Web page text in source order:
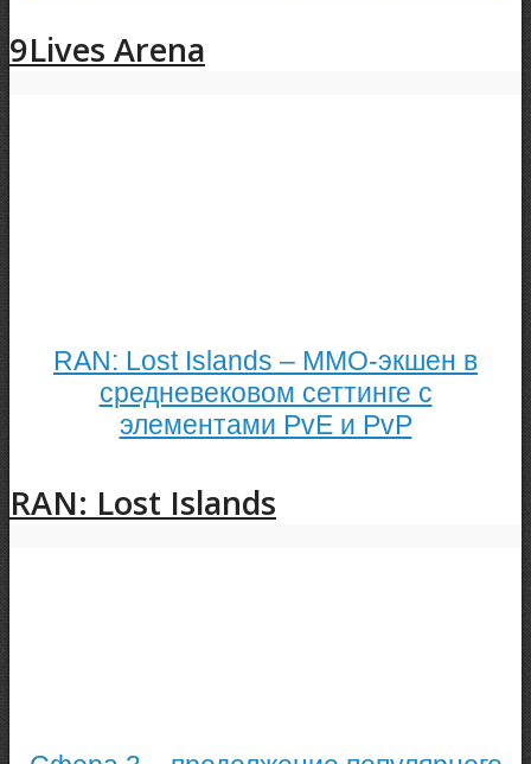
9Lives Arena
RAN: Lost Islands – ММО-экшен в
средневековом сеттинге с
элементами PvE и PvP
RAN: Lost Islands